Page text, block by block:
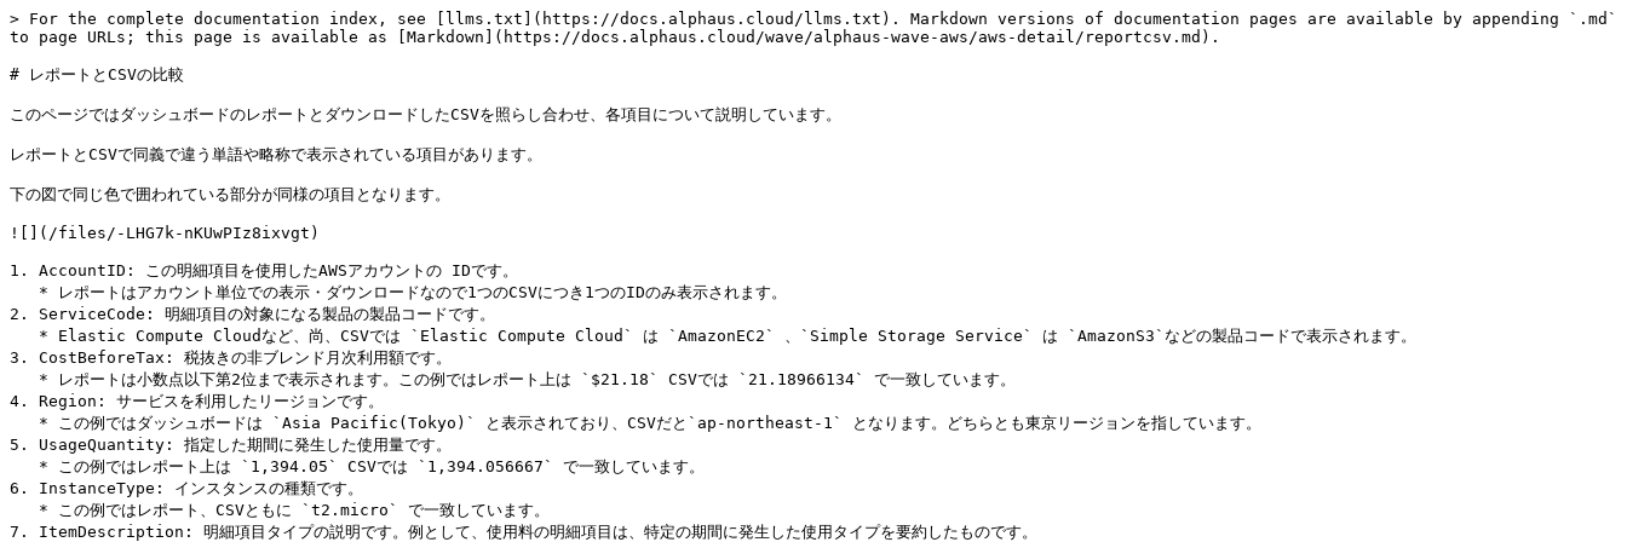
> For the complete documentation index, see [llms.txt](https://docs.alphaus.cloud/llms.txt). Markdown versions of documentation pages are available by appending `.md`
to page URLs; this page is available as [Markdown](https://docs.alphaus.cloud/wave/alphaus-wave-aws/aws-detail/reportcsv.md).
# レポートとCSVの比較
このページではダッシュボードのレポートとダウンロードしたCSVを照らし合わせ、各項目について説明しています。
レポートとCSVで同義で違う単語や略称で表示されている項目があります。
下の図で同じ色で囲われている部分が同様の項目となります。
![](/files/-LHG7k-nKUwPIz8ixvgt)
1. AccountID: この明細項目を使用したAWSアカウントの IDです。
2. ServiceCode: 明細項目の対象になる製品の製品コードです。
3. CostBeforeTax: 税抜きの非ブレンド月次利用額です。
4. Region: サービスを利用したリージョンです。
5. UsageQuantity: 指定した期間に発生した使用量です。
6. InstanceType: インスタンスの種類です。
7. ItemDescription: 明細項目タイプの説明です。例として、使用料の明細項目は、特定の期間に発生した使用タイプを要約したものです。